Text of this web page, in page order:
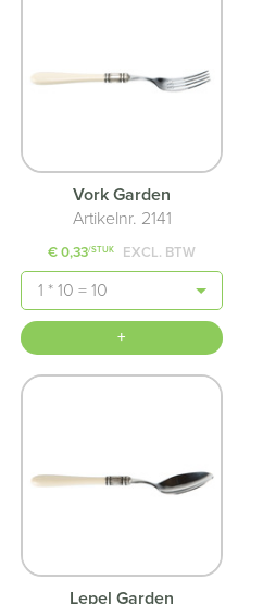
Vork Garden
Artikelnr. 2141
€ 0,33/STUK EXCL. BTW
Aantal
+
Lepel Garden